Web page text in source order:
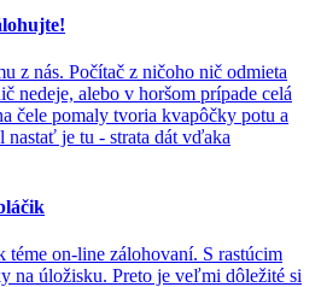
z nás. Počítač z ničoho nič odmieta
nedeje, alebo v horšom prípade celá
čele pomaly tvoria kvapôčky potu a
nastať je tu - strata dát vďaka
téme on-line zálohovaní. S rastúcim
na úložisku. Preto je veľmi dôležité si